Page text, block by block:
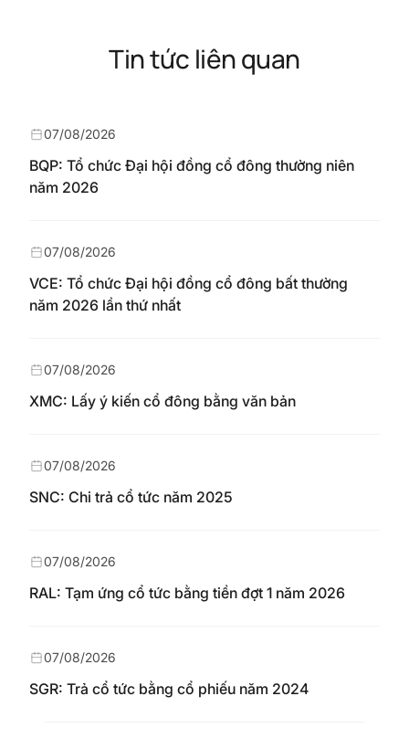
Tin tức liên quan
BQP: Tổ chức Đại hội đồng cổ đông thường niên
năm 2026
07/08/2026
VCE: Tổ chức Đại hội đồng cổ đông bất thường
năm 2026 lần thứ nhất
07/08/2026
XMC: Lấy ý kiến cổ đông bằng văn bản
07/08/2026
SNC: Chi trả cổ tức năm 2025
07/08/2026
RAL: Tạm ứng cổ tức bằng tiền đợt 1 năm 2026
07/08/2026
SGR: Trả cổ tức bằng cổ phiếu năm 2024
07/08/2026